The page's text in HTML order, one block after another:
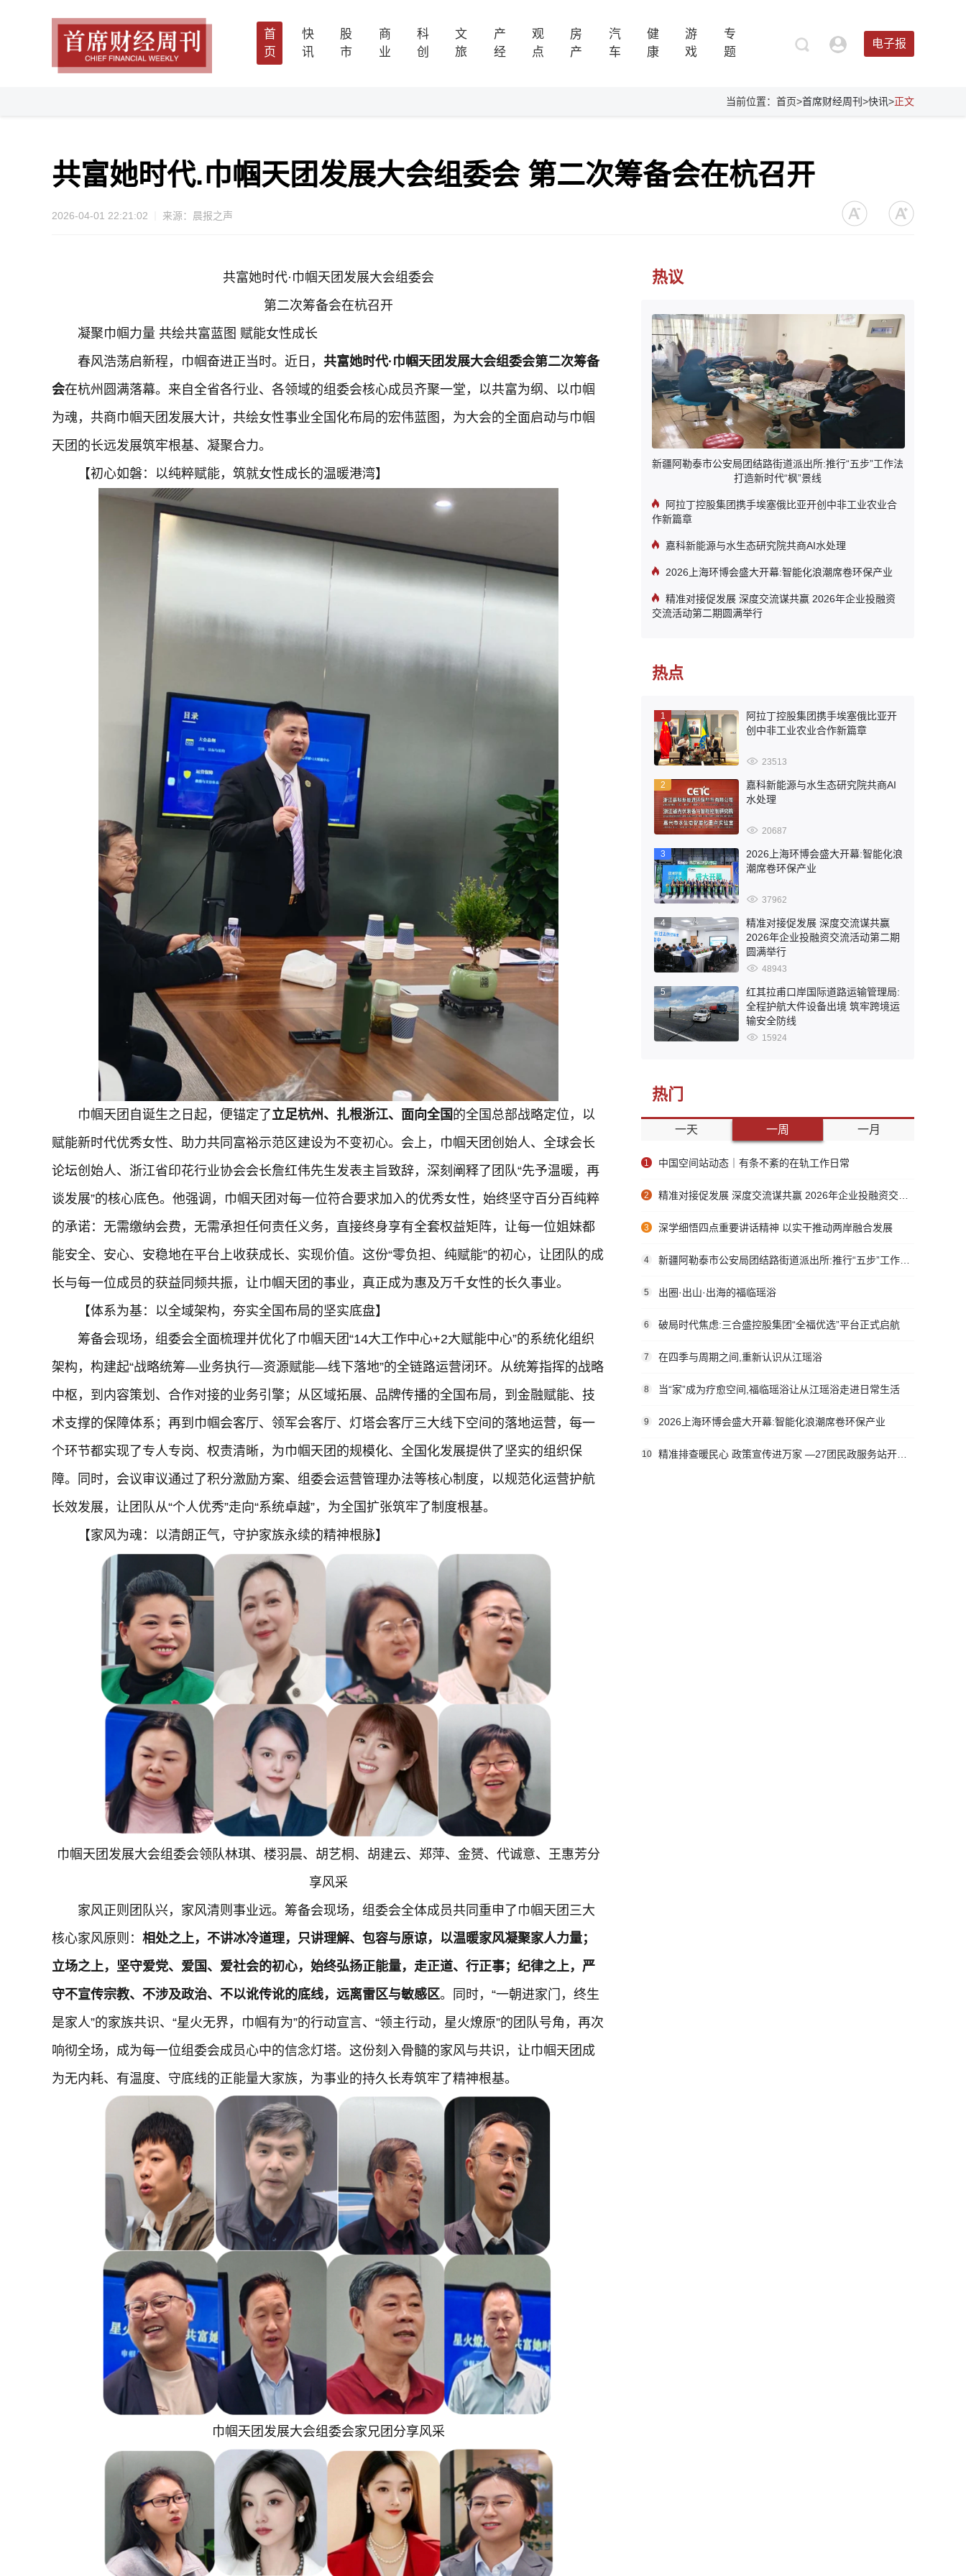
首
页
快
讯
股
市
商
业
科
创
文
旅
产
经
观
点
房
产
汽
车
健
康
游
戏
专
题
电子报
当前位置：首页>首席财经周刊 >快讯>正文
共富她时代.巾帼天团发展大会组委会 第二次筹备会在杭召开
2026-04-01 22:21:02 来源：晨报之声
共富她时代·巾帼天团发展大会组委会
第二次筹备会在杭召开
凝聚巾帼力量 共绘共富蓝图 赋能女性成长
春风浩荡启新程，巾帼奋进正当时。近日， 共富她时代· 巾帼天团发展大会组委会第二次筹备
会在杭州圆满落幕。来自全省各行业、各领域的组委会核心成员齐聚一堂，以共富为纲、以巾帼
为魂，共商巾帼天团发展大计，共绘女性事业全国化布局的宏伟蓝图，为大会的全面启动与巾帼
天团的长远发展筑牢根基、凝聚合力。
【初心如磐：以纯粹赋能，筑就女性成长的温暖港湾】
巾帼天团自诞生之日起，便锚定了立足杭州、扎根浙江、面向全国 的全国总部战略定位，以
赋能新时代优秀女性、助力共同富裕示范区建设为不变初心。会上，巾帼天团创始人、全球会长
论坛创始人、浙江省印花行业协会会长詹红伟先生发表主旨致辞，深刻阐释了团队“先予温暖，再
谈发展”的核心底色。他强调，巾帼天团对每一位符合要求加入的优秀女性，始终坚守百分百纯粹
的承诺：无需缴纳会费，无需承担任何责任义务，直接终身享有全套权益矩阵，让每一位姐妹都
能安全、安心、安稳地在平台上收获成长、实现价值。这份“零负担、纯赋能”的初心，让团队的成
长与每一位成员的获益同频共振，让巾帼天团的事业，真正成为惠及万千女性的长久事业。
【体系为基：以全域架构，夯实全国布局的坚实底盘】
筹备会现场，组委会全面梳理并优化了巾帼天团“14大工作中心+2大赋能中心”的系统化组织
架构，构建起“战略统筹—业务执行—资源赋能—线下落地”的全链路运营闭环。从统筹指挥的战略
中枢，到内容策划、合作对接的业务引擎；从区域拓展、品牌传播的全国布局，到金融赋能、技
术支撑的保障体系；再到巾帼会客厅、领军会客厅、灯塔会客厅三大线下空间的落地运营，每一
个环节都实现了专人专岗、权责清晰，为巾帼天团的规模化、全国化发展提供了坚实的组织保
障。同时，会议审议通过了积分激励方案、组委会运营管理办法等核心制度，以规范化运营护航
长效发展，让团队从“个人优秀”走向“系统卓越”，为全国扩张筑牢了制度根基。
【家风为魂：以清朗正气，守护家族永续的精神根脉】
巾帼天团发展大会组委会领队林琪、楼羽晨、胡艺桐、胡建云、郑萍、金赟、代诚意、王惠芳分
享风采
家风正则团队兴，家风清则事业远。筹备会现场，组委会全体成员共同重申了巾帼天团三大
核心家风原则： 相处之上，不讲冰冷道理，只讲理解、包容与原谅，以温暖家风凝聚家人力量；
立场之上，坚守爱党、爱国、爱社会的初心，始终弘扬正能量，走正道、行正事；纪律之上，严
守不宣传宗教、不涉及政治、不以讹传讹的底线，远离雷区与敏感区。同时，“一朝进家门，终生
是家人”的家族共识、“星火无界，巾帼有为”的行动宣言、“领主行动，星火燎原”的团队号角，再次
响彻全场，成为每一位组委会成员心中的信念灯塔。这份刻入骨髓的家风与共识，让巾帼天团成
为无内耗、有温度、守底线的正能量大家族，为事业的持久长寿筑牢了精神根基。
巾帼天团发展大会组委会家兄团分享风采
热议
新疆阿勒泰市公安局团结路街道派出所:推行“五步”工作法
打造新时代“枫”景线
阿拉丁控股集团携手埃塞俄比亚开创中非工业农业合
作新篇章
嘉科新能源与水生态研究院共商AI水处理
2026上海环博会盛大开幕:智能化浪潮席卷环保产业
精准对接促发展 深度交流谋共赢 2026年企业投融资
交流活动第二期圆满举行
热点
1
阿拉丁控股集团携手埃塞俄比亚开
创中非工业农业合作新篇章
23513
2
嘉科新能源与水生态研究院共商AI
水处理
20687
3
2026上海环博会盛大开幕:智能化浪
潮席卷环保产业
37962
4
精准对接促发展 深度交流谋共赢
2026年企业投融资交流活动第二期
圆满举行
48943
5
红其拉甫口岸国际道路运输管理局:
全程护航大件设备出境 筑牢跨境运
输安全防线
15924
热门
一天 一周 一月
1 中国空间站动态｜有条不紊的在轨工作日常
2 精准对接促发展 深度交流谋共赢 2026年企业投融资交流活动第二期圆满举行
3 深学细悟四点重要讲话精神 以实干推动两岸融合发展
4 新疆阿勒泰市公安局团结路街道派出所:推行“五步”工作法 打造新时代“枫”景线
5 出圈·出山·出海的福临瑶浴
6 破局时代焦虑:三合盛控股集团“全福优选”平台正式启航
7 在四季与周期之间,重新认识从江瑶浴
8 当“家”成为疗愈空间,福临瑶浴让从江瑶浴走进日常生活
9 2026上海环博会盛大开幕:智能化浪潮席卷环保产业
10 精准排查暖民心 政策宣传进万家 —27团民政服务站开展社会救助入户走访活动